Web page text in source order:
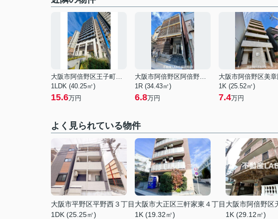
大阪市阿倍野区王子町１丁目
1LDK (40.25㎡)
15.6万円
大阪市阿倍野区阿倍野筋４丁目
1R (34.43㎡)
6.8万円
1K (25.52㎡)
7.4万円
よく見られている物件
大阪市平野区平野西３丁目
1DK (25.25㎡)
大阪市大正区三軒家東４丁目
1K (19.32㎡)
大阪市阿倍野区
1K (29.12㎡)